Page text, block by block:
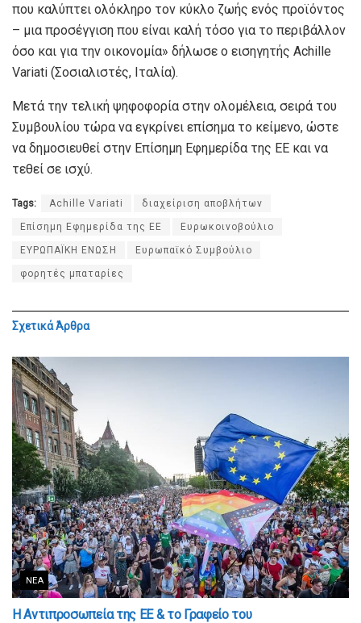
που καλύπτει ολόκληρο τον κύκλο ζωής ενός προϊόντος
– μια προσέγγιση που είναι καλή τόσο για το περιβάλλον
όσο και για την οικονομία» δήλωσε ο εισηγητής Achille
Variati (Σοσιαλιστές, Ιταλία).
Μετά την τελική ψηφοφορία στην ολομέλεια, σειρά του
Συμβουλίου τώρα να εγκρίνει επίσημα το κείμενο, ώστε
να δημοσιευθεί στην Επίσημη Εφημερίδα της ΕΕ και να
τεθεί σε ισχύ.
Tags: Achille Variati διαχείριση αποβλήτων
Επίσημη Εφημερίδα της ΕΕ Ευρωκοινοβούλιο
ΕΥΡΩΠΑΪΚΗ ΕΝΩΣΗ Ευρωπαϊκό Συμβούλιο
φορητές μπαταρίες
ΣχετικάΆρθρα
ΝΈΑ
Η Αντιπροσωπεία της ΕΕ & το Γραφείο του